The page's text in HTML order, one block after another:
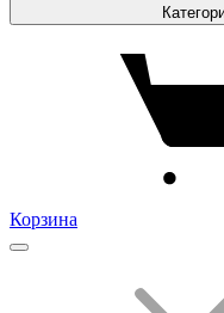
Корзина